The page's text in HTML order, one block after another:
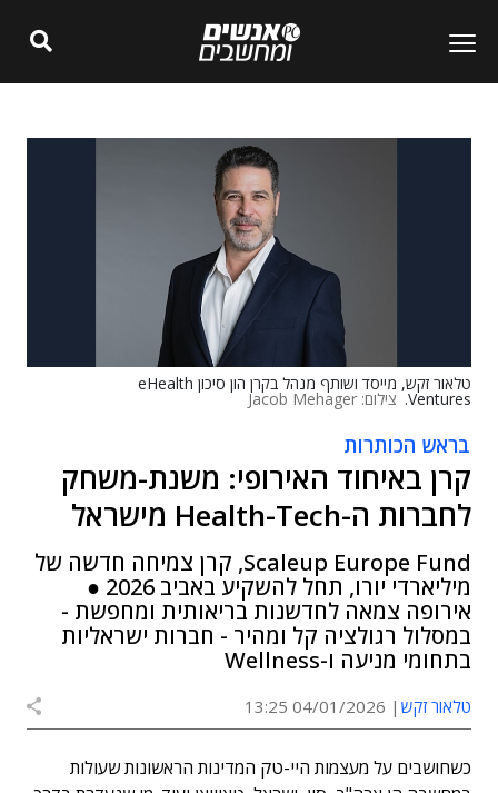
טלאור זקש, מייסד ושותף מנהל בקרן הון סיכון eHealth
Ventures. צילום: Jacob Mehager
בראש הכותרות
קרן באיחוד האירופי: משנת-משחק
לחברות ה-Health-Tech מישראל
Scaleup Europe Fund, קרן צמיחה חדשה של
מיליארדי יורו, תחל להשקיע באביב 2026 ●
אירופה צמאה לחדשנות בריאותית ומחפשת -
במסלול רגולציה קל ומהיר - חברות ישראליות
בתחומי מניעה ו-Wellness
טלאור זקש 04/01/2026 13:25
כשחושבים על מעצמות היי-טק המדינות הראשונות שעולות